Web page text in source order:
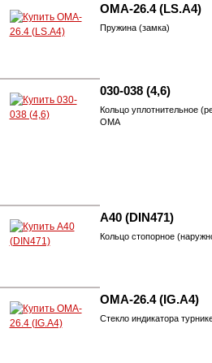
OMA-26.4 (LS.A4)
Пружина (замка)
030-038 (4,6)
Кольцо уплотнительное
ОМА
А40 (DIN471)
Кольцо стопорное
OMA-26.4 (IG.A4)
Стекло индикатора